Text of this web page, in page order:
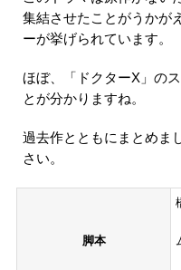
集結させたことがうかが
ーが挙げられています。
ほぼ、「ドクターX」の
とが分かりますね。
過去作とともにまとめま
さい。
脚本